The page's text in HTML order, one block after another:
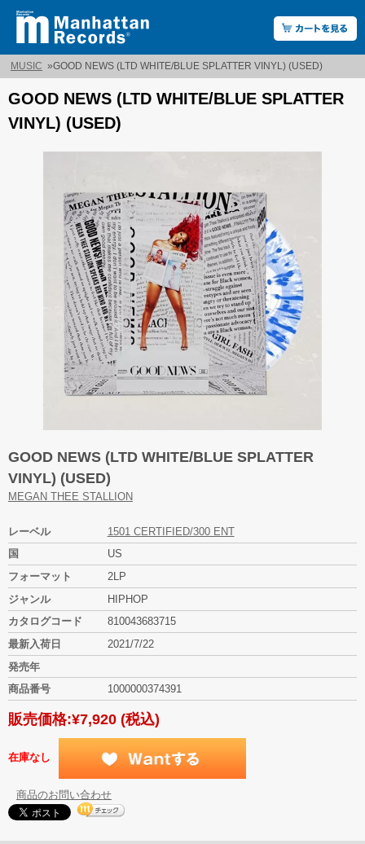
MUSIC »GOOD NEWS (LTD WHITE/BLUE SPLATTER VINYL) (USED)
GOOD NEWS (LTD WHITE/BLUE SPLATTER
VINYL) (USED)
GOOD NEWS (LTD WHITE/BLUE SPLATTER
VINYL) (USED)
MEGAN THEE STALLION
レーベル
1501 CERTIFIED/300 ENT
国
US
フォーマット
2LP
ジャンル
HIPHOP
カタログコード
810043683715
最新入荷日
2021/7/22
発売年
商品番号
1000000374391
販売価格:¥7,920 (税込)
在庫なし
商品のお問い合わせ